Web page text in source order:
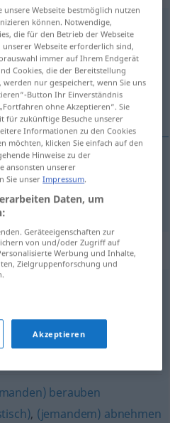
anklicken/antippen)
"wegnehmen"
(um Schaden
berauben
, (jemandem) abnehmen
Webseite bestmöglich nutzen
können. Notwendige,
die für den Betrieb der Webseite
Webseite erforderlich sind,
immer auf Ihrem Endgerät
Cookies, die der Bereitstellung
nur gespeichert, wenn Sie uns
Button Ihr Einverständnis
ohne Akzeptieren“. Sie
für zukünftige Besuche unserer
Informationen zu den Cookies
möchten, klicken Sie einfach auf den
Hinweise zu der
ansonsten unserer
Sie unserImpressum.
Daten, um
Geräteeigenschaften zur
von und/oder Zugriff auf
Werbung und Inhalte,
Zielgruppenforschung und
Akzeptieren